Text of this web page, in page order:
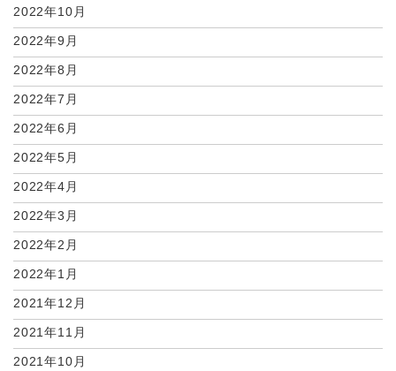
2022年10月
2022年9月
2022年8月
2022年7月
2022年6月
2022年5月
2022年4月
2022年3月
2022年2月
2022年1月
2021年12月
2021年11月
2021年10月